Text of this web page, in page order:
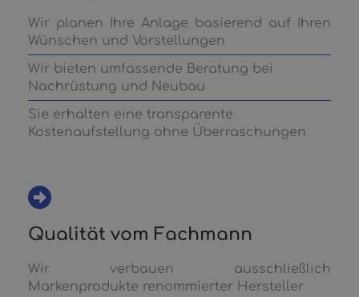
Wir planen Ihre Anlage basierend auf Ihren
Wünschen und Vorstellungen
Wir bieten umfassende Beratung bei
Nachrüstung und Neubau
Sie erhalten eine transparente
Kostenaufstellung ohne Überraschungen
Qualität vom Fachmann
Wir verbauen ausschließlich
Markenprodukte renommierter Hersteller